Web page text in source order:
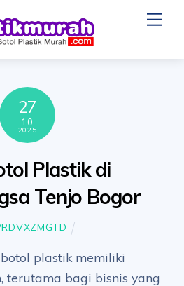
27
10
2025
Plastik di
Tenjo Bogor
plastik memiliki
terutama bagi bisnis yang